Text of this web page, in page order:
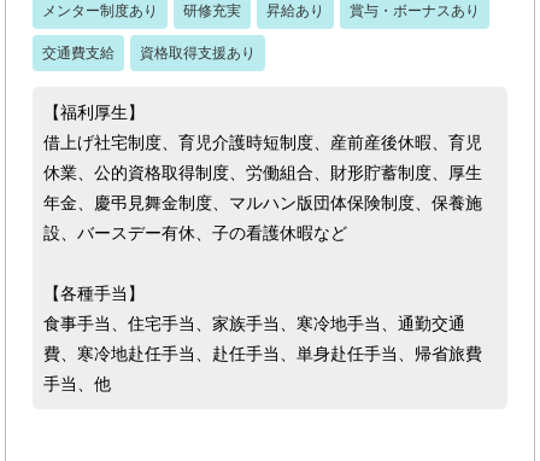
メンター制度あり 研修充実 昇給あり 賞与・ボーナスあり
交通費支給 資格取得支援あり
【福利厚生】
借上げ社宅制度、育児介護時短制度、産前産後休暇、育児
休業、公的資格取得制度、労働組合、財形貯蓄制度、厚生
年金、慶弔見舞金制度、マルハン版団体保険制度、保養施
設、バースデー有休、子の看護休暇など
【各種手当】
食事手当、住宅手当、家族手当、寒冷地手当、通勤交通
費、寒冷地赴任手当、赴任手当、単身赴任手当、帰省旅費
手当、他